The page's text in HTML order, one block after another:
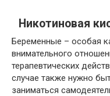
Никотиновая
Беременные – особая
внимательного
терапевтических
случае также нужно
заниматься